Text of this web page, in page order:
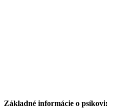
Základné informácie o psíkovi: